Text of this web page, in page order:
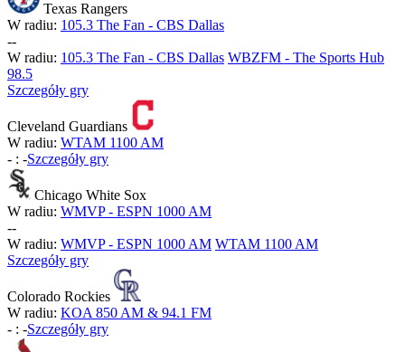
Texas Rangers
W radiu: 105.3 The Fan - CBS Dallas
--
W radiu: 105.3 The Fan - CBS Dallas WBZFM - The Sports Hub
98.5
Szczegóły gry
Cleveland Guardians
W radiu: WTAM 1100 AM
- : -Szczegóły gry
Chicago White Sox
W radiu: WMVP - ESPN 1000 AM
--
W radiu: WMVP - ESPN 1000 AM WTAM 1100 AM
Szczegóły gry
Colorado Rockies
W radiu: KOA 850 AM & 94.1 FM
- : -Szczegóły gry